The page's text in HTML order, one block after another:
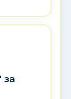
за